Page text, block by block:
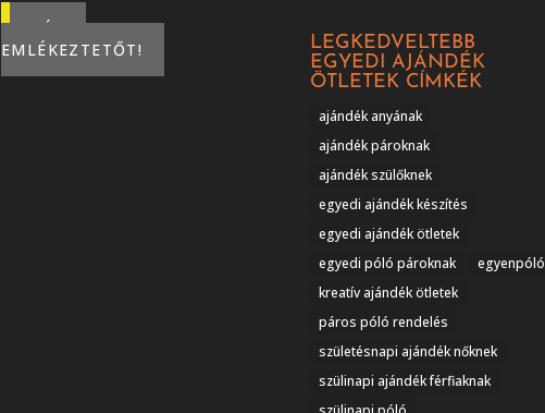
KÉREK
EMLÉKEZTETŐT!
LEGKEDVELTEBB
EGYEDI AJÁNDÉK
ÖTLETEK CÍMKÉK
ajándék anyának
ajándék pároknak
ajándék szülőknek
egyedi ajándék készítés
egyedi ajándék ötletek
egyedi póló pároknak
egyenpóló
kreatív ajándék ötletek
páros póló rendelés
születésnapi ajándék nőknek
szülinapi ajándék férfiaknak